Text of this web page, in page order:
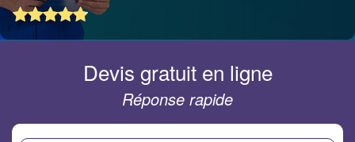
Devis gratuit en ligne
Réponse rapide